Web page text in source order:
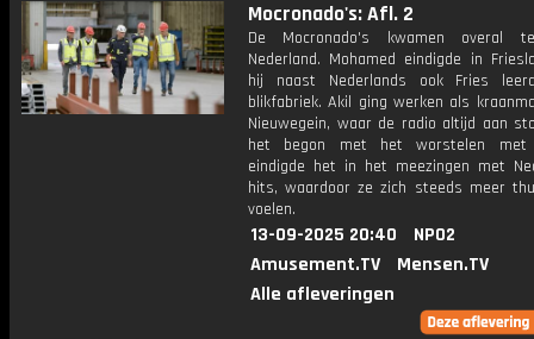
Mocronado's: Afl. 2
De Mocronado's kwamen overal
Nederland. Mohamed eindigde in
hij naast Nederlands ook Fries
blikfabriek. Akil ging werken als
Nieuwegein, waar de radio altijd aan
het begon met het worstelen met
eindigde het in het meezingen met
hits, waardoor ze zich steeds meer
voelen.
13-09-2025 20:40
NPO2
Amusement.TV
Mensen.TV
Alle afleveringen